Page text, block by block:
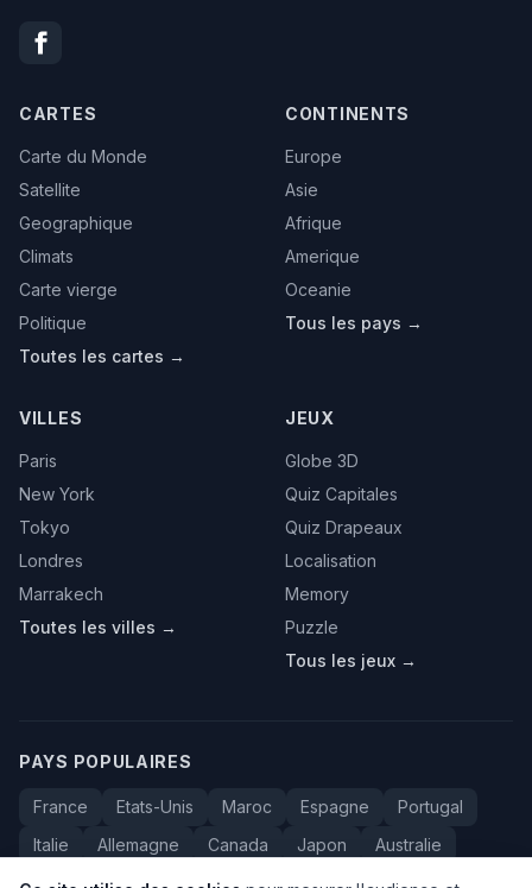
CARTES
Carte du Monde
Satellite
Geographique
Climats
Carte vierge
Politique
Toutes les cartes →
CONTINENTS
Europe
Asie
Afrique
Amerique
Oceanie
Tous les pays →
VILLES
Paris
New York
Tokyo
Londres
Marrakech
Toutes les villes →
JEUX
Globe 3D
Quiz Capitales
Quiz Drapeaux
Localisation
Memory
Puzzle
Tous les jeux →
PAYS POPULAIRES
France Etats-Unis Maroc Espagne
Portugal
Italie
Allemagne Canada Japon
Australie
Bresil
Algerie Tunisie Belgique Drapeaux